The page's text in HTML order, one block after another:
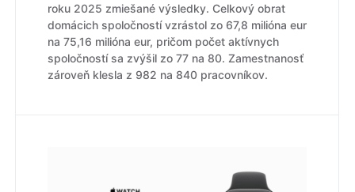
roku 2025 zmiešané výsledky. Celkový obrat
domácich spoločností vzrástol zo 67,8 milióna eur
na 75,16 milióna eur, pričom počet aktívnych
spoločností sa zvýšil zo 77 na 80. Zamestnanosť
zároveň klesla z 982 na 840 pracovníkov.